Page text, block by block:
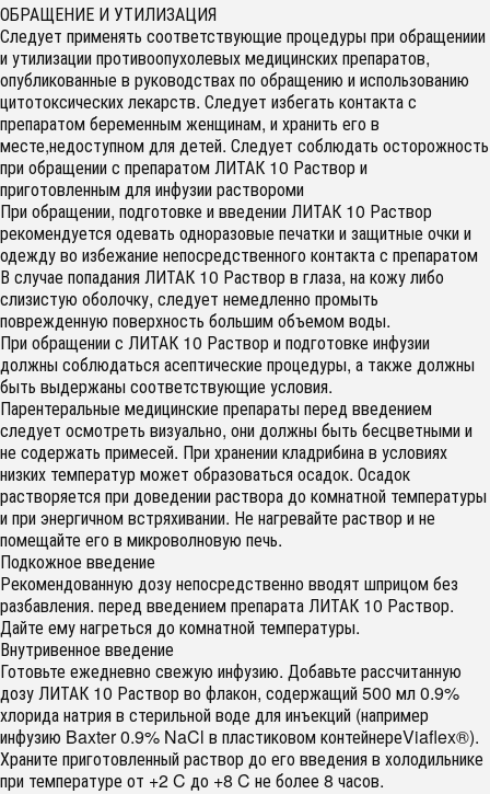
ОБРАЩЕНИЕ И УТИЛИЗАЦИЯ
Следует применять соответствующие процедуры при обращениии
и утилизации противоопухолевых медицинских препаратов,
опубликованные в руководствах по обращению и использованию
цитотоксических лекарств. Следует избегать контакта с
препаратом беременным женщинам, и хранить его в
месте,недоступном для детей. Следует соблюдать осторожность
при обращении с препаратом ЛИТАК 10 Раствор и
приготовленным для инфузии раствороми
При обращении, подготовке и введении ЛИТАК 10 Раствор
рекомендуется одевать одноразовые печатки и защитные очки и
одежду во избежание непосредственного контакта с препаратом
В случае попадания ЛИТАК 10 Раствор в глаза, на кожу либо
слизистую оболочку, следует немедленно промыть
поврежденную поверхность большим объемом воды.
При обращении с ЛИТАК 10 Раствор и подготовке инфузии
должны соблюдаться асептические процедуры, а также должны
быть выдержаны соответствующие условия.
Парентеральные медицинские препараты перед введением
следует осмотреть визуально, они должны быть бесцветными и
не содержать примесей. При хранении кладрибина в условиях
низких температур может образоваться осадок. Осадок
растворяется при доведении раствора до комнатной температуры
и при энергичном встряхивании. Не нагревайте раствор и не
помещайте его в микроволновую печь.
Подкожное введение
Рекомендованную дозу непосредственно вводят шприцом без
разбавления. перед введением препарата ЛИТАК 10 Раствор.
Дайте ему нагреться до комнатной температуры.
Внутривенное введение
Готовьте ежедневно свежую инфузию. Добавьте рассчитанную
дозу ЛИТАК 10 Раствор во флакон, содержащий 500 мл 0.9%
хлорида натрия в стерильной воде для инъекций (например
инфузию Baxter 0.9% NaCl в пластиковом контейнереViaflex®).
Храните приготовленный раствор до его введения в холодильнике
при температуре от +2 C до +8 C не более 8 часов.